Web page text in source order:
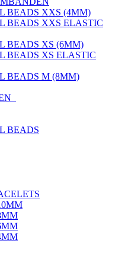
BEADS XXS (4MM)
BEADS XXS ELASTIC
BEADS XS (6MM)
BEADS XS ELASTIC
BEADS M (8MM)
BEADS